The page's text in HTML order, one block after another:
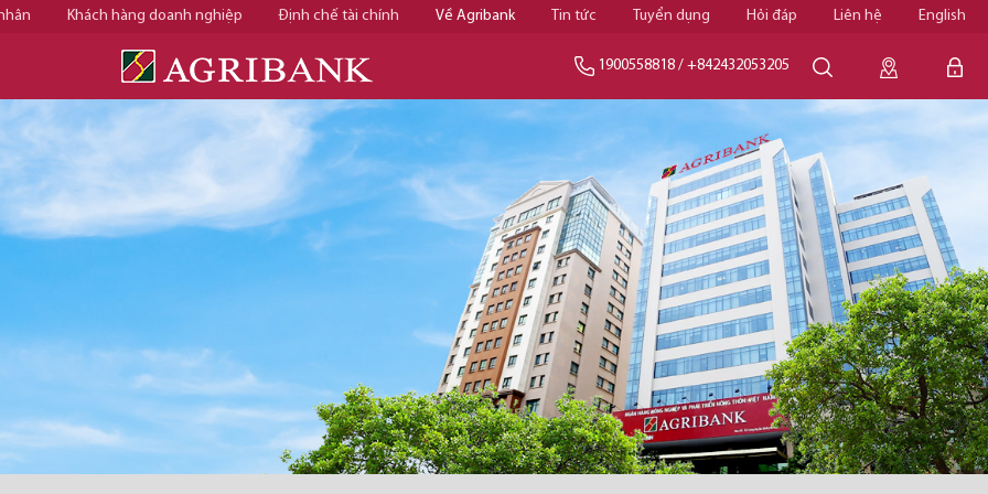
Khách hàng doanh nghiệp Định chế tài chính Về Agribank Tin tức Tuyển dụng Hỏi đáp Liên hệ English
1900558818 / +842432053205